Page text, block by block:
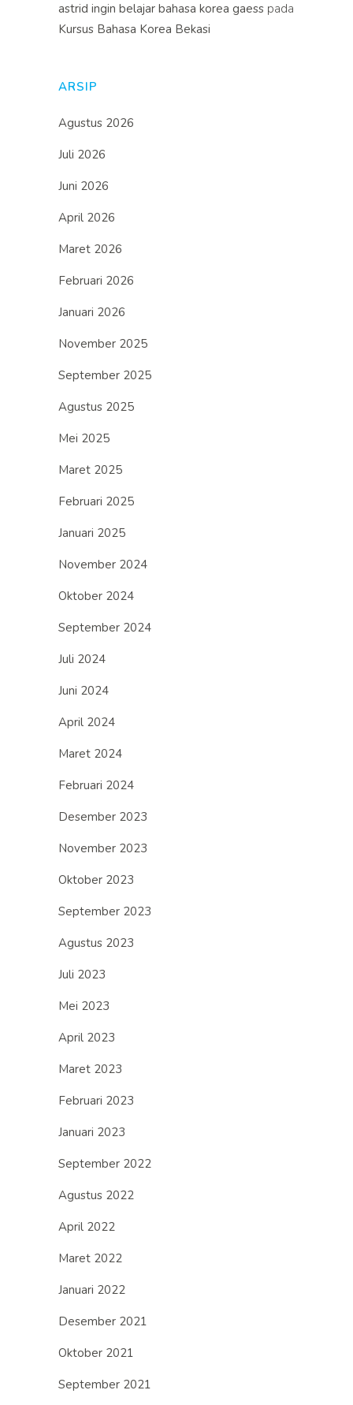
astrid ingin belajar bahasa korea gaess pada
Kursus Bahasa Korea Bekasi
ARSIP
Agustus 2026
Juli 2026
Juni 2026
April 2026
Maret 2026
Februari 2026
Januari 2026
November 2025
September 2025
Agustus 2025
Mei 2025
Maret 2025
Februari 2025
Januari 2025
November 2024
Oktober 2024
September 2024
Juli 2024
Juni 2024
April 2024
Maret 2024
Februari 2024
Desember 2023
November 2023
Oktober 2023
September 2023
Agustus 2023
Juli 2023
Mei 2023
April 2023
Maret 2023
Februari 2023
Januari 2023
September 2022
Agustus 2022
April 2022
Maret 2022
Januari 2022
Desember 2021
Oktober 2021
September 2021